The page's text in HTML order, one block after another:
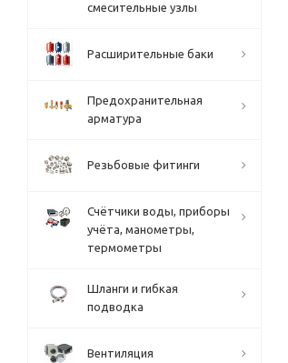
смесительные узлы
Расширительные баки
Предохранительная
арматура
Резьбовые фитинги
Счётчики воды, приборы
учёта, манометры,
термометры
Шланги и гибкая
подводка
Вентиляция